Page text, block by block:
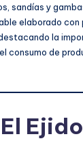
sandías y
elaborado
la
consumo de
Ejido